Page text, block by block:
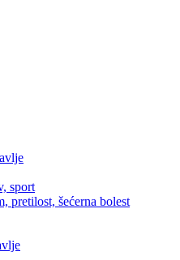
sport
pretilost, šećerna bolest